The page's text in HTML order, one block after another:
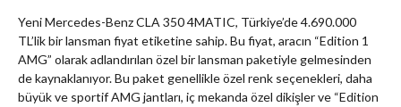
Yeni Mercedes-Benz CLA 350 4MATIC, Türkiye’de 4.690.000
TL’lik bir lansman fiyat etiketine sahip. Bu fiyat, aracın “Edition 1
AMG” olarak adlandırılan özel bir lansman paketiyle gelmesinden
de kaynaklanıyor. Bu paket genellikle özel renk seçenekleri, daha
büyük ve sportif AMG jantları, iç mekanda özel dikişler ve “Edition